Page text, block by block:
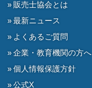
販売士協会とは
最新ニュース
よくあるご質問
企業・教育機関の方へ
個人情報保護方針
公式X